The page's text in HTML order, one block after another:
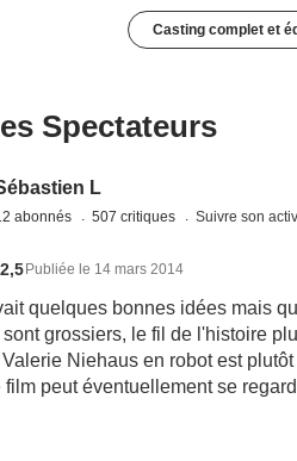
Casting complet et
Spectateurs
L
abonnés 507 critiques Suivre son
2,5 Publiée le 14 mars 2014
quelques bonnes idées mais
grossiers, le fil de l'histoire
Niehaus en robot est
film peut éventuellement se